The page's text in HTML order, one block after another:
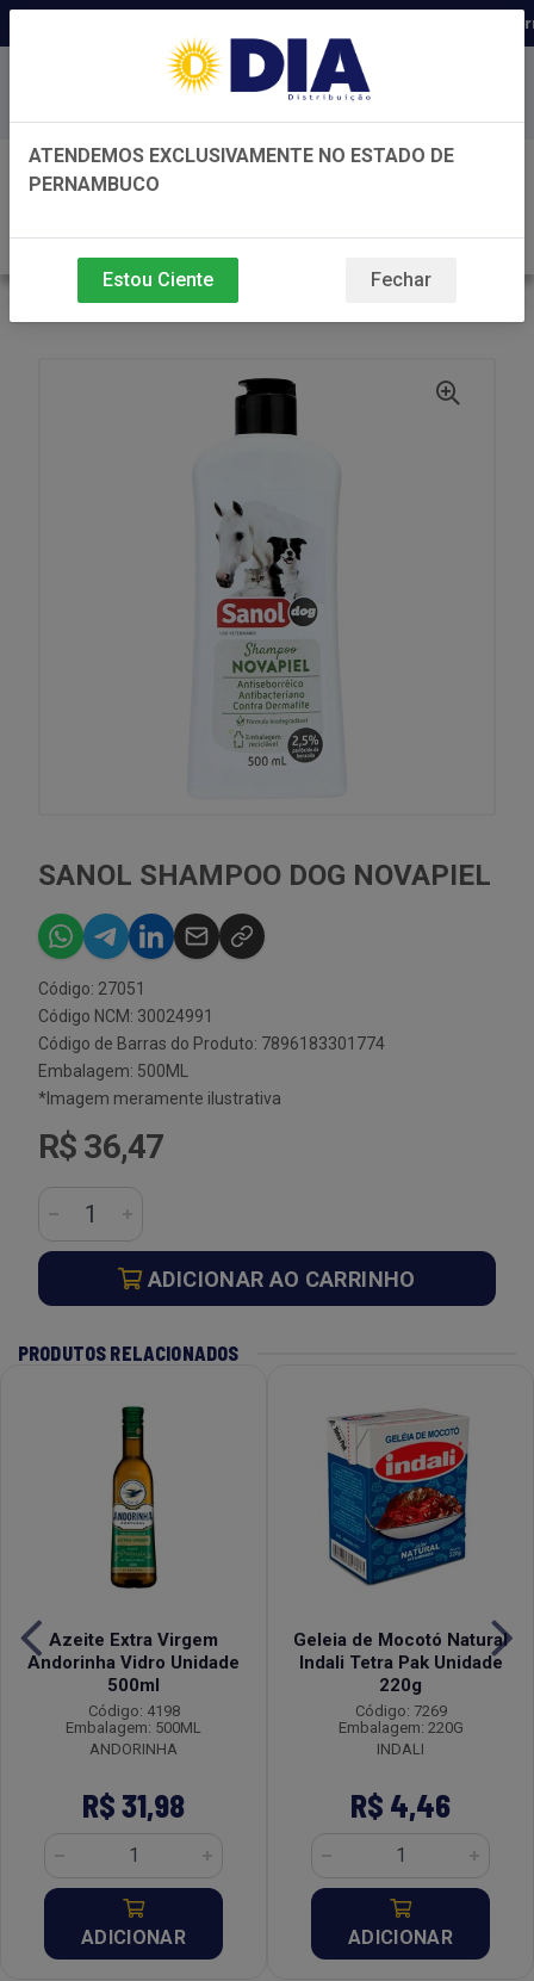
Distribuidora há 22 anos em
Baixe já nosso APP
SANOL SHAMPOO DOG NOVAPIEL
Código: 27051
Código NCM: 30024991
Código de Barras do Produto: 7896183301774
Embalagem: 500ML
*Imagem meramente ilustrativa
R$ 36,47
ADICIONAR AO CARRINHO
PRODUTOS RELACIONADOS
Azeite Extra Virgem
Andorinha Vidro Unidade
500ml
Código: 4198
Embalagem: 500ML
ANDORINHA
R$ 31,98
ADICIONAR
Geleia de Mocotó Natural
Indali Tetra Pak Unidade
220g
Código: 7269
Embalagem: 220G
INDALI
R$ 4,46
ADICIONAR
ATENDEMOS EXCLUSIVAMENTE NO ESTADO DE
PERNAMBUCO
Estou Ciente Fechar